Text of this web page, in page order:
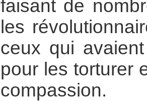
faisant de
les
ceux qui
pour les torturer
compassion.